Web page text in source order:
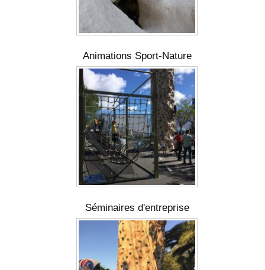
Animations Sport-Nature
Séminaires d'entreprise